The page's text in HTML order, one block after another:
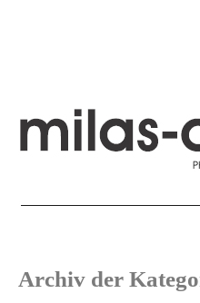
Archiv der